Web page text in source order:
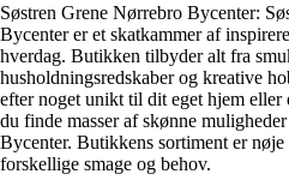
Søstren Grene Nørrebro Bycenter:
Bycenter er et skatkammer af
hverdag. Butikken tilbyder alt fra
husholdningsredskaber og kreative
efter noget unikt til dit eget hjem eller
du finde masser af skønne
Bycenter. Butikkens sortiment er
forskellige smage og behov.